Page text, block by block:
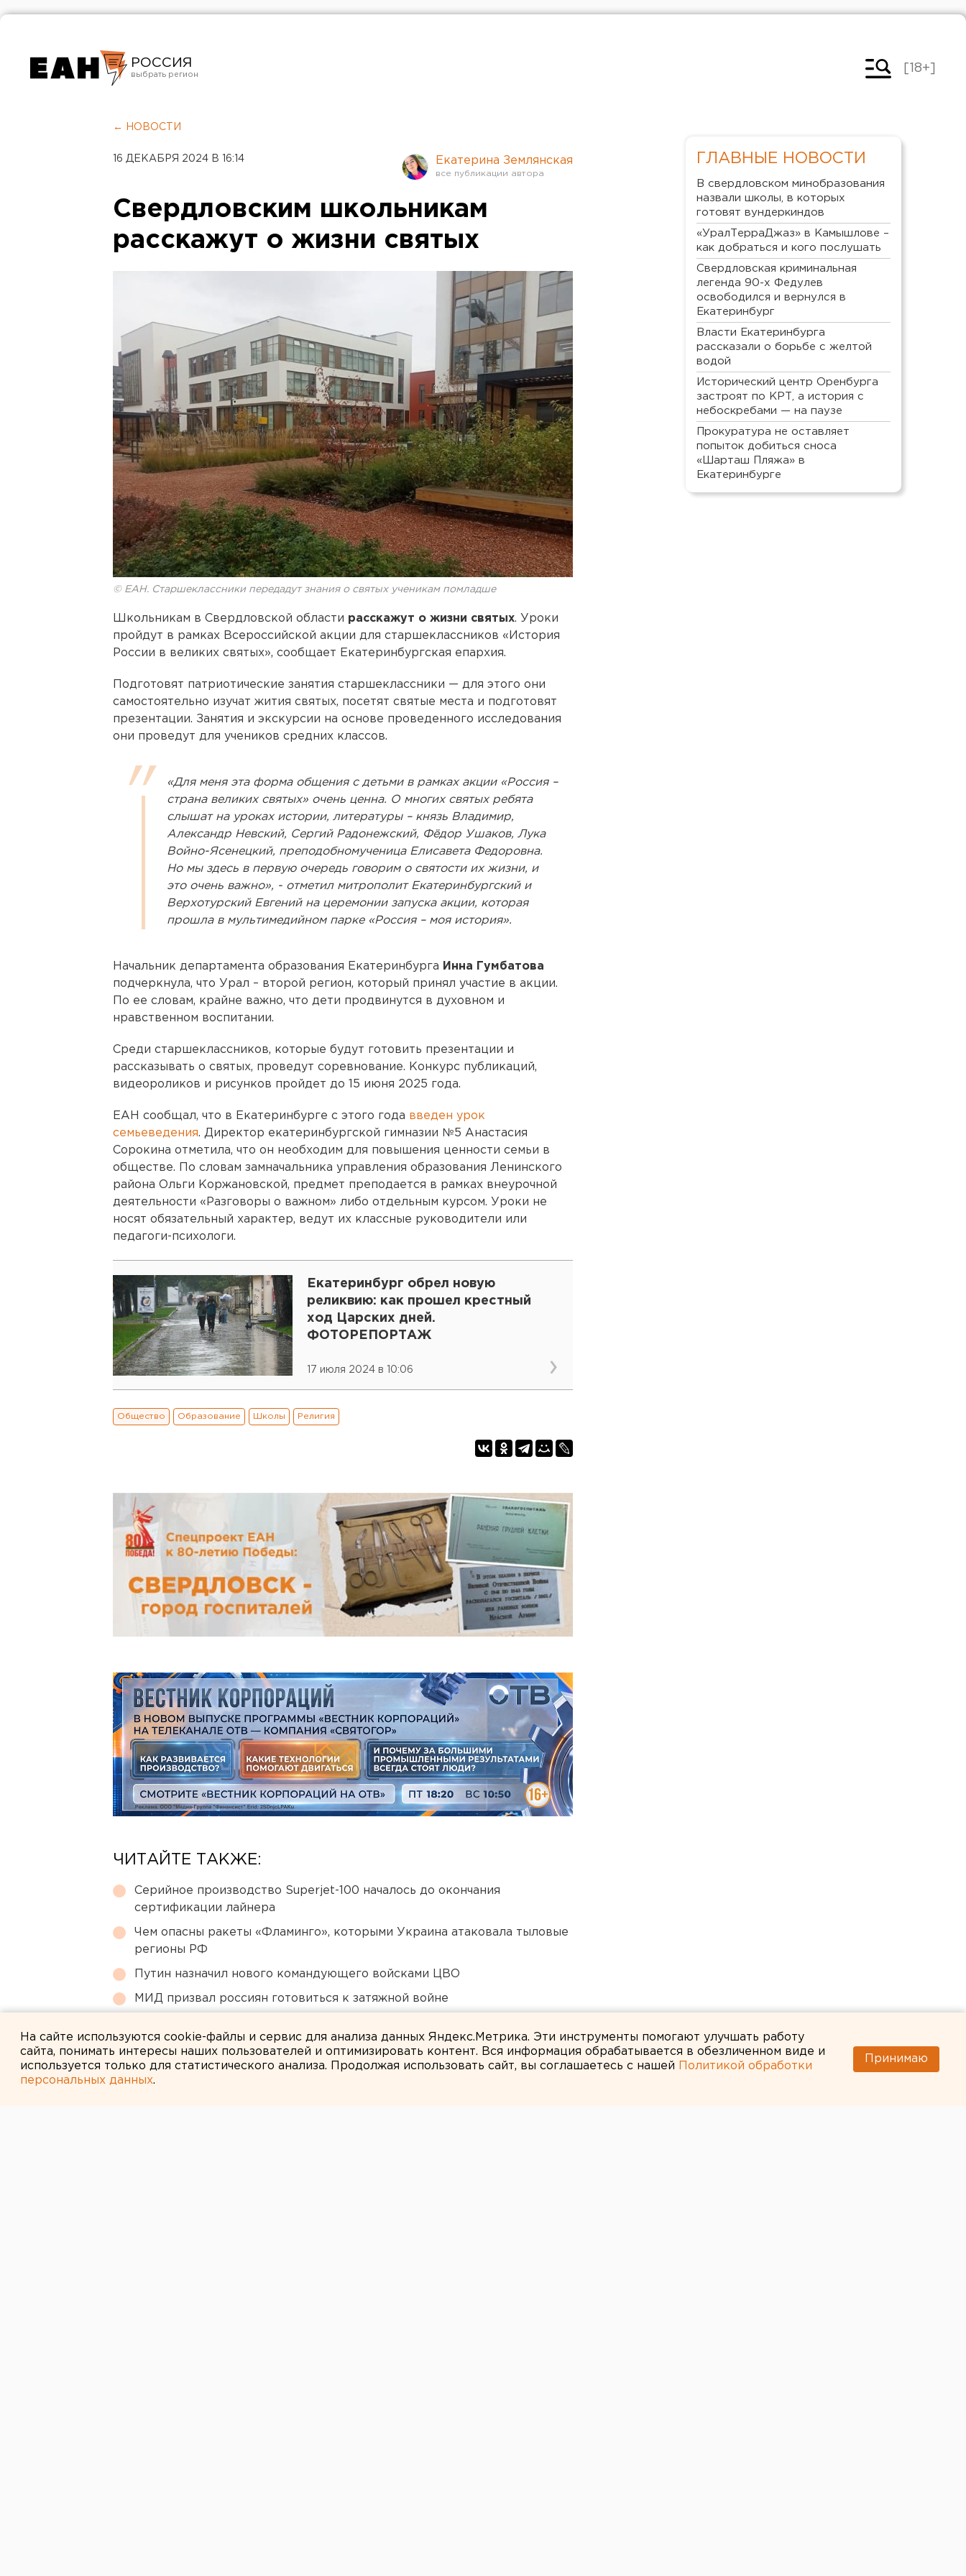
РОССИЯ
Челябинск
[18+]
← НОВОСТИ
16 ДЕКАБРЯ 2024 В 16:14 Екатерина Землянская
Свердловским школьникам
расскажут о жизни святых
© ЕАН. Старшеклассники передадут знания о святых ученикам помладше
Школьникам в Свердловской области расскажут о жизни святых. Уроки
пройдут в рамках Всероссийской акции для старшеклассников «История
России в великих святых», сообщает Екатеринбургская епархия.
Подготовят патриотические занятия старшеклассники — для этого они
самостоятельно изучат жития святых, посетят святые места и подготовят
презентации. Занятия и экскурсии на основе проведенного исследования
они проведут для учеников средних классов.
«Для меня эта форма общения с детьми в рамках акции «Россия –
страна великих святых» очень ценна. О многих святых ребята
слышат на уроках истории, литературы – князь Владимир,
Александр Невский, Сергий Радонежский, Фёдор Ушаков, Лука
Войно-Ясенецкий, преподобномученица Елисавета Федоровна.
Но мы здесь в первую очередь говорим о святости их жизни, и
это очень важно», - отметил митрополит Екатеринбургский и
Верхотурский Евгений на церемонии запуска акции, которая
прошла в мультимедийном парке «Россия – моя история».
Начальник департамента образования Екатеринбурга Инна Гумбатова
подчеркнула, что Урал – второй регион, который принял участие в акции.
По ее словам, крайне важно, что дети продвинутся в духовном и
нравственном воспитании.
Среди старшеклассников, которые будут готовить презентации и
рассказывать о святых, проведут соревнование. Конкурс публикаций,
видеороликов и рисунков пройдет до 15 июня 2025 года.
ЕАН сообщал, что в Екатеринбурге с этого года введен урок
семьеведения. Директор екатеринбургской гимназии №5 Анастасия
Сорокина отметила, что он необходим для повышения ценности семьи в
обществе. По словам замначальника управления образования Ленинского
района Ольги Коржановской, предмет преподается в рамках внеурочной
деятельности «Разговоры о важном» либо отдельным курсом. Уроки не
носят обязательный характер, ведут их классные руководители или
педагоги-психологи.
Екатеринбург обрел новую
реликвию: как прошел крестный
ход Царских дней.
ФОТОРЕПОРТАЖ
17 июля 2024 в 10:06
Общество Образование Школы Религия
ЧИТАЙТЕ ТАКЖЕ:
Серийное производство Superjet-100 началось до окончания
сертификации лайнера
Чем опасны ракеты «Фламинго», которыми Украина атаковала тыловые
регионы РФ
Путин назначил нового командующего войсками ЦВО
МИД призвал россиян готовиться к затяжной войне
ГЛАВНЫЕ НОВОСТИ
В свердловском минобразования
назвали школы, в которых
готовят вундеркиндов
«УралТерраДжаз» в Камышлове –
как добраться и кого послушать
Свердловская криминальная
легенда 90-х Федулев
освободился и вернулся в
Екатеринбург
Власти Екатеринбурга
рассказали о борьбе с желтой
водой
Исторический центр Оренбурга
застроят по КРТ, а история с
небоскребами — на паузе
Прокуратура не оставляет
попыток добиться сноса
«Шарташ Пляжа» в
Екатеринбурге
На сайте используются cookie-файлы и сервис для анализа данных Яндекс.Метрика. Эти инструменты помогают улучшать работу
сайта, понимать интересы наших пользователей и оптимизировать контент. Вся информация обрабатывается в обезличенном виде и
используется только для статистического анализа. Продолжая использовать сайт, вы соглашаетесь с нашей
Политикой обработки
персональных данных.
Принимаю